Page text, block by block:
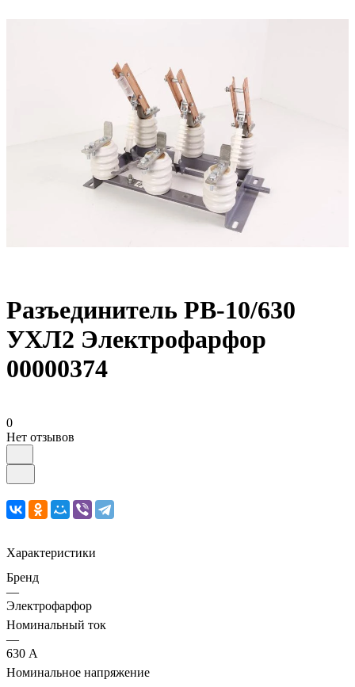
Разъединитель РВ-10/630
УХЛ2 Электрофарфор
00000374
0
Нет отзывов
Характеристики
Бренд
—
Электрофарфор
Номинальный ток
—
630 А
Номинальное напряжение